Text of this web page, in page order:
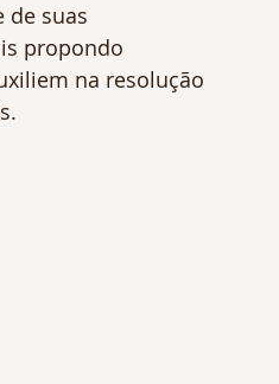
de suas
propondo
na resolução